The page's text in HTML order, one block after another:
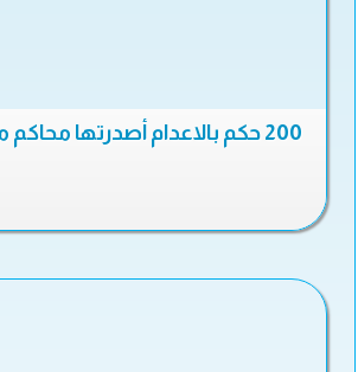
200 حكم بالاعدام أصدرتها محاكم مليشيا الحوثي